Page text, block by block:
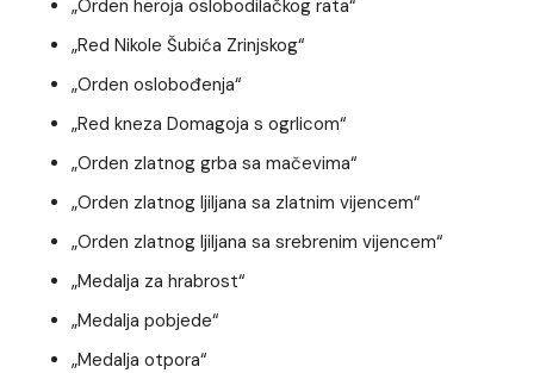
„Orden heroja oslobodilačkog rata“
„Red Nikole Šubića Zrinjskog“
„Orden oslobođenja“
„Red kneza Domagoja s ogrlicom“
„Orden zlatnog grba sa mačevima“
„Orden zlatnog ljiljana sa zlatnim vijencem“
„Orden zlatnog ljiljana sa srebrenim vijencem“
„Medalja za hrabrost“
„Medalja pobjede“
„Medalja otpora“